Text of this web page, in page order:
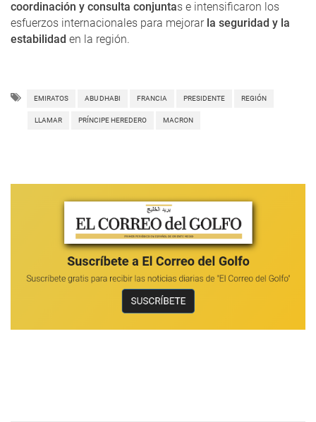
coordinación y consulta conjuntas e intensificaron los
esfuerzos internacionales para mejorarla seguridad y la
estabilidad en la región.
EMIRATOS ABU DHABI FRANCIA PRESIDENTE REGIÓN
LLAMAR PRÍNCIPE HEREDERO MACRON